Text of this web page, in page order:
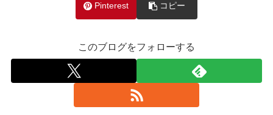
Pinterest コピー
このブログをフォローする